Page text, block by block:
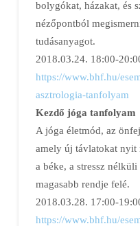
bolygókat, házakat, és
nézőpontból
tudásanyagot.
2018.03.24. 18:00-
https://www.bhf.hu/
asztrologia-tanfolyam
Kezdő jóga tanfolyam
A jóga életmód, az
amely új távlatokat nyit
a béke, a stressz
magasabb rendje felé.
2018.03.28. 17:00-
https://www.bhf.hu/